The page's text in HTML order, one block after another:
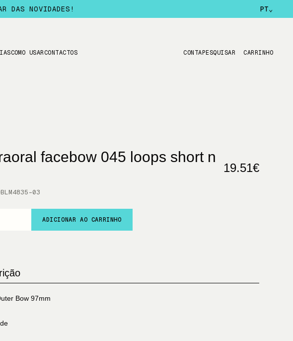
DAS NOVIDADES! PT⌄
COMO USARCONTACTOS CONTAPESQUISAR CARRINHO
facebow 045 loops short n
19.51€
03
ADICIONAR AO CARRINHO
Bow 97mm